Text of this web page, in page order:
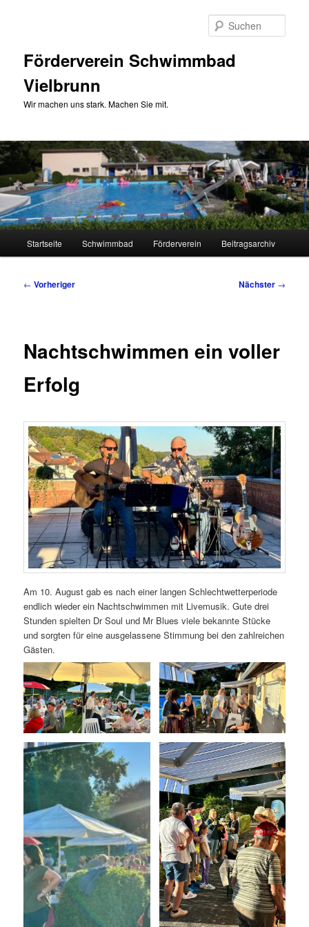
Förderverein Schwimmbad
Vielbrunn
Wir machen uns stark. Machen Sie mit.
Startseite Schwimmbad Förderverein Beitragsarchiv
Beitragsnavigation
← Vorheriger Nächster →
Nachtschwimmen ein voller
Erfolg
Am 10. August gab es nach einer langen Schlechtwetterperiode
endlich wieder ein Nachtschwimmen mit Livemusik. Gute drei
Stunden spielten Dr Soul und Mr Blues viele bekannte Stücke
und sorgten für eine ausgelassene Stimmung bei den zahlreichen
Gästen.